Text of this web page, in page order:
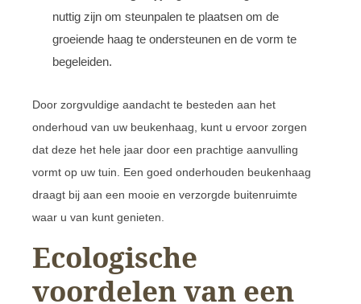
nuttig zijn om steunpalen te plaatsen om de
groeiende haag te ondersteunen en de vorm te
begeleiden.
Door zorgvuldige aandacht te besteden aan het
onderhoud van uw beukenhaag, kunt u ervoor zorgen
dat deze het hele jaar door een prachtige aanvulling
vormt op uw tuin. Een goed onderhouden beukenhaag
draagt bij aan een mooie en verzorgde buitenruimte
waar u van kunt genieten.
Ecologische
voordelen van een